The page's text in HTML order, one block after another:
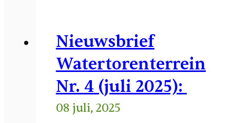
Nieuwsbrief
Watertorenterrein
Nr. 4 (juli 2025):
08 juli, 2025